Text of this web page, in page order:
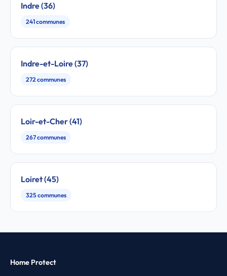
Indre (36)
241 communes
Indre-et-Loire (37)
272 communes
Loir-et-Cher (41)
267 communes
Loiret (45)
325 communes
Home Protect